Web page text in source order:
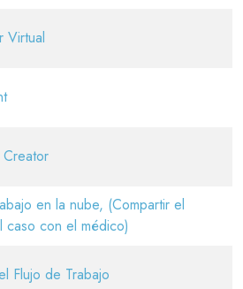
Virtual
en la nube, (Compartir el
caso con el médico)
Flujo de Trabajo